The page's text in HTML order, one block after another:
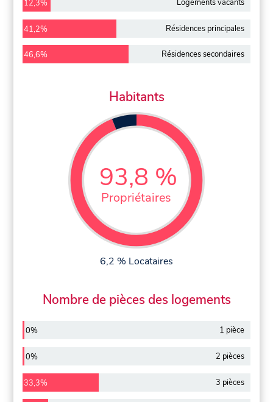
12,3% Logements vacants
41,2% Résidences principales
46,6% Résidences secondaires
Habitants
93,8 %
Propriétaires
6,2 % Locataires
Nombre de pièces des logements
0% 1 pièce
0% 2 pièces
33,3% 3 pièces